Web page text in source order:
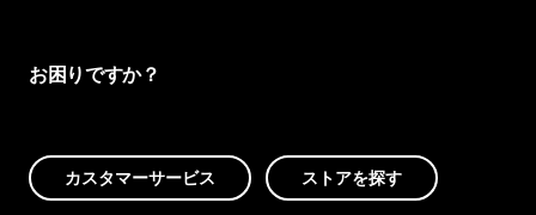
お困りですか？
カスタマーサービス ストアを探す